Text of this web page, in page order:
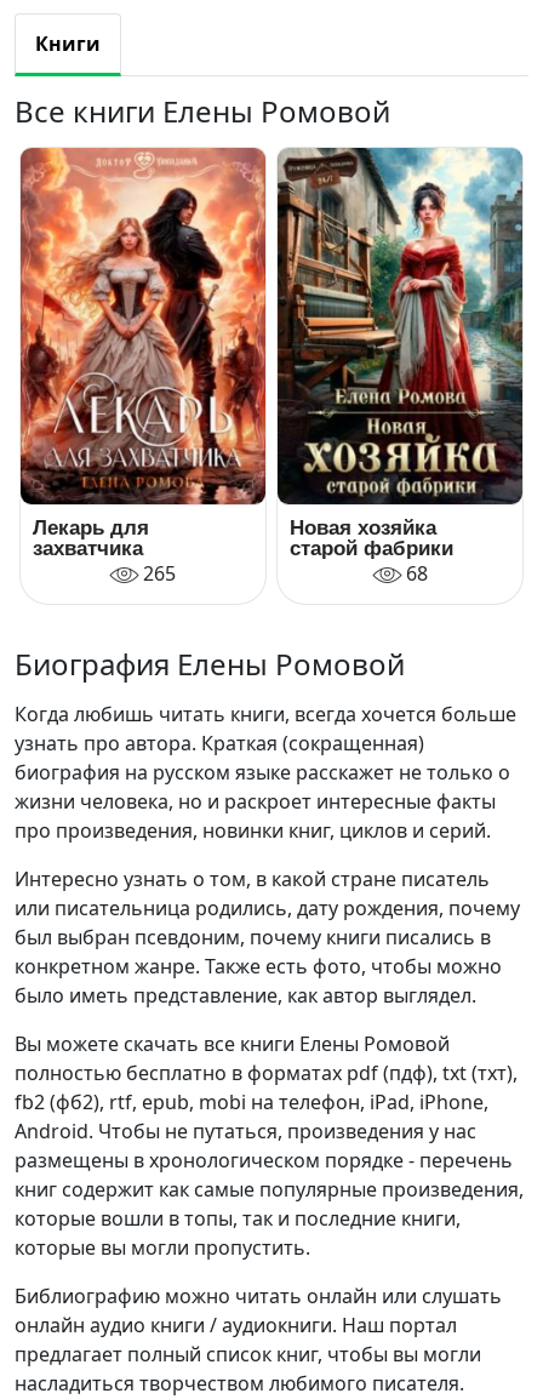
Книги
Все книги Елены Ромовой
Лекарь для
захватчика
265
Новая хозяйка
старой фабрики
68
Биография Елены Ромовой
Когда любишь читать книги, всегда хочется больше
узнать про автора. Краткая (сокращенная)
биография на русском языке расскажет не только о
жизни человека, но и раскроет интересные факты
про произведения, новинки книг, циклов и серий.
Интересно узнать о том, в какой стране писатель
или писательница родились, дату рождения, почему
был выбран псевдоним, почему книги писались в
конкретном жанре. Также есть фото, чтобы можно
было иметь представление, как автор выглядел.
Вы можете скачать все книги Елены Ромовой
полностью бесплатно в форматах pdf (пдф), txt (тхт),
fb2 (фб2), rtf, epub, mobi на телефон, iPad, iPhone,
Android. Чтобы не путаться, произведения у нас
размещены в хронологическом порядке - перечень
книг содержит как самые популярные произведения,
которые вошли в топы, так и последние книги,
которые вы могли пропустить.
Библиографию можно читать онлайн или слушать
онлайн аудио книги / аудиокниги. Наш портал
предлагает полный список книг, чтобы вы могли
насладиться творчеством любимого писателя.